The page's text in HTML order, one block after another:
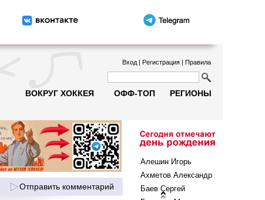
Вход | Регистрация | Правила
ВОКРУГ ХОККЕЯ ОФФ-ТОП
РЕГИОНЫ
Отправить комментарий
Алешин Игорь
Ахметов Александр
Баев Сергей